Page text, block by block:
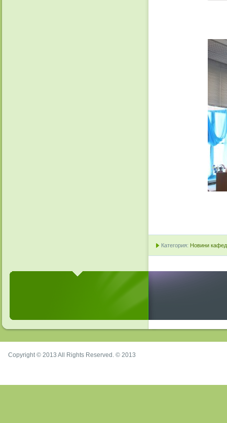
Категория: Новини
Copyright © 2013 All Rights Reserved. © 2013